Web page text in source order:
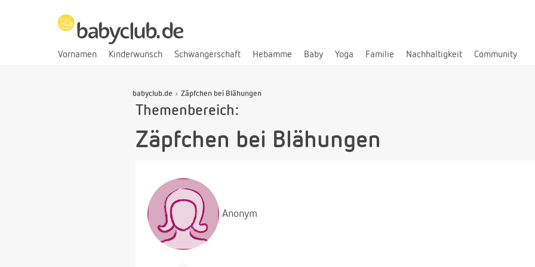
Vornamen Kinderwunsch Schwangerschaft Hebamme Baby Yoga Familie Nachhaltigkeit Community
babyclub.de Zäpfchen bei Blähungen
Themenbereich:
Zäpfchen bei Blähungen
Anonym